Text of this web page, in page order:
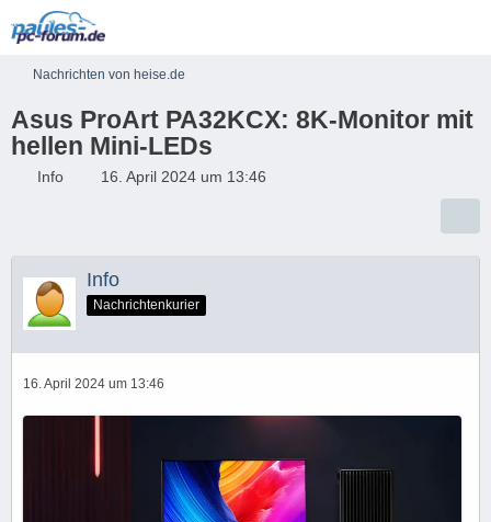
Nachrichten von heise.de
Asus ProArt PA32KCX: 8K-Monitor mit
hellen Mini-LEDs
Info 16. April 2024 um 13:46
Info
Nachrichtenkurier
16. April 2024 um 13:46